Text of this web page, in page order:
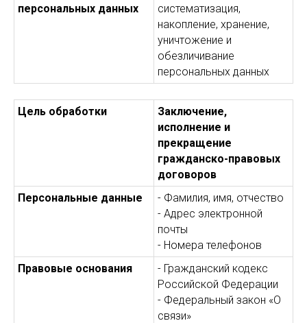
персональных данных
систематизация,
накопление, хранение,
уничтожение и
обезличивание
персональных данных
Цель обработки
Заключение,
исполнение и
прекращение
гражданско-правовых
договоров
Персональные данные
- Фамилия, имя, отчество
- Адрес электронной
почты
- Номера телефонов
Правовые основания
- Гражданский кодекс
Российской Федерации
- Федеральный закон «О
связи»